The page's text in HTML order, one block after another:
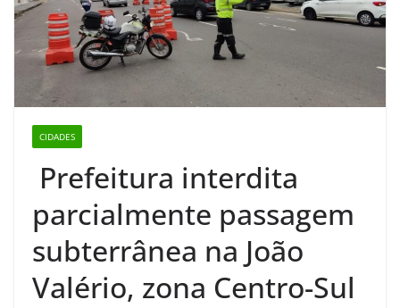
CIDADES
Prefeitura interdita
parcialmente passagem
subterrânea na João
Valério, zona Centro-Sul